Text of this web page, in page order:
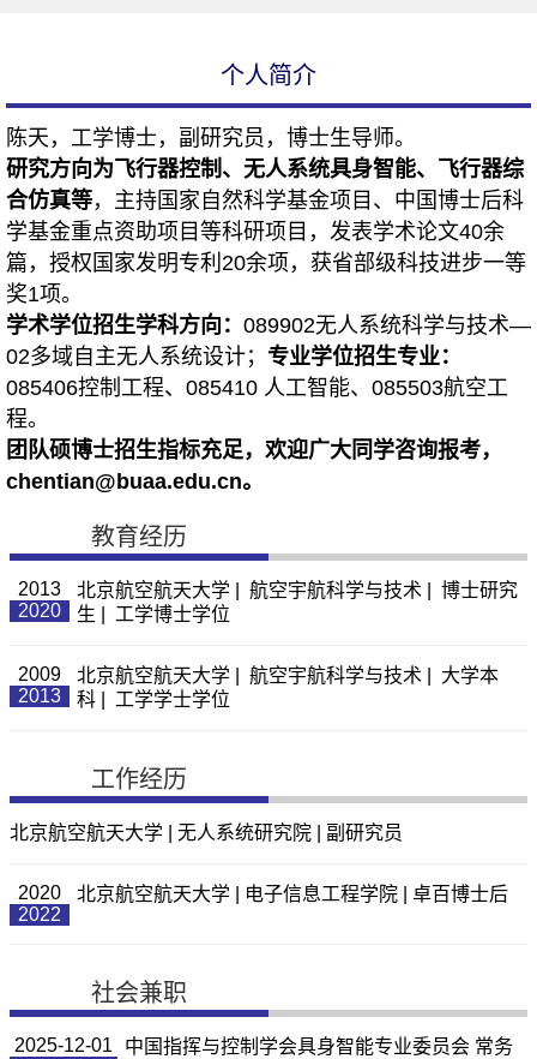
个人简介
陈天，工学博士，副研究员，博士生导师。
研究方向为飞行器控制、无人系统具身智能、飞行器综
合仿真等，主持国家自然科学基金项目、中国博士后科
学基金重点资助项目等科研项目，发表学术论文40余
篇，授权国家发明专利20余项，获省部级科技进步一等
奖1项。
学术学位招生学科方向： 089902无人系统科学与技术—
02多域自主无人系统设计； 专业学位招生专业：
085406控制工程、085410 人工智能、085503航空工
程。
团队硕博士招生指标充足，欢迎广大同学咨询报考，
chentian@buaa.edu.cn。
教育经历
2013
2020
北京航空航天大学 | 航空宇航科学与技术 | 博士研究
生 | 工学博士学位
2009
2013
北京航空航天大学 | 航空宇航科学与技术 | 大学本
科 | 工学学士学位
工作经历
北京航空航天大学 | 无人系统研究院 | 副研究员
2020
2022
北京航空航天大学 | 电子信息工程学院 | 卓百博士后
社会兼职
2025-12-01
中国指挥与控制学会具身智能专业委员会 常务